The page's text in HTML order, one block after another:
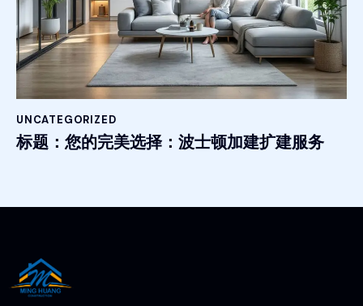
UNCATEGORIZED
标题：您的完美选择：波士顿加建扩建服务